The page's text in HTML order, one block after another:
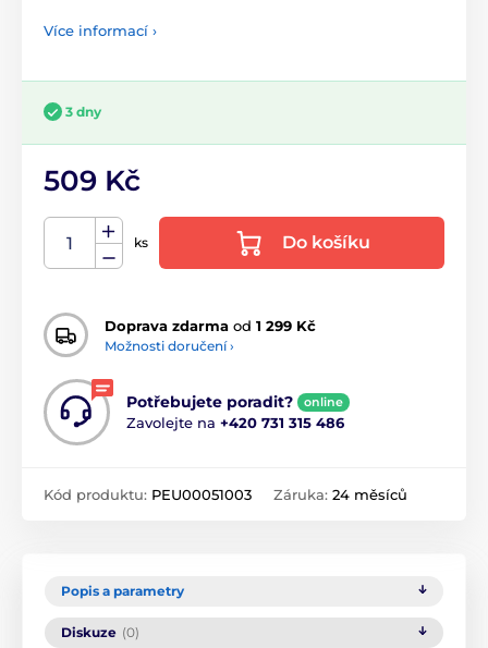
Více informací ›
3 dny
509 Kč
ks Do košíku
Doprava zdarma od 1 299 Kč
Možnosti doručení ›
Potřebujete poradit? online
Zavolejte na +420 731 315 486
Kód produktu: PEU00051003 Záruka: 24 měsíců
Popis a parametry
Diskuze (0)